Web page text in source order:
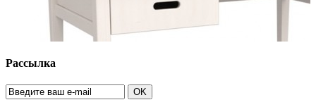
Рассылка
OK